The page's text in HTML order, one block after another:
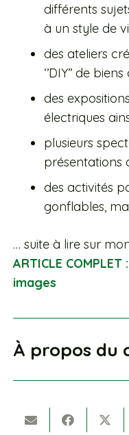
différents
à un style de
des ateliers
‘’DIY’’ de
des
électriques
plusieurs
présentations
des activités
gonflables,
… suite à lire sur
ARTICLE
images
À propos du